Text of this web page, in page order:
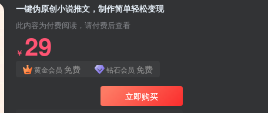
一键伪原创小说推文，制作简单轻松变现
此内容为付费阅读，请付费后查看
￥ 29
黄金会员 免费 钻石会员 免费
立即购买